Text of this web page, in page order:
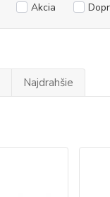
Akcia
Najdrahšie